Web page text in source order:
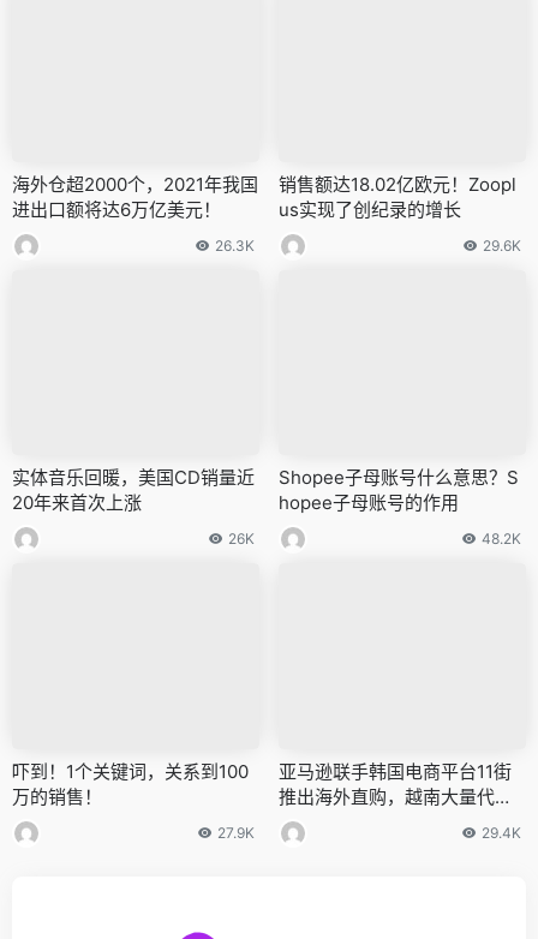
海外仓超2000个，2021年我国
进出口额将达6万亿美元！
26.3K
销售额达18.02亿欧元！Zoopl
us实现了创纪录的增长
29.6K
实体音乐回暖，美国CD销量近
20年来首次上涨
26K
Shopee子母账号什么意思？S
hopee子母账号的作用
48.2K
吓到！1个关键词，关系到100
万的销售！
27.9K
亚马逊联手韩国电商平台11街
推出海外直购，越南大量代工
厂关闭，阿迪达斯考虑涨价29.4K